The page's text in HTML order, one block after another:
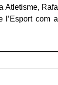
Atletisme, Rafa
com a